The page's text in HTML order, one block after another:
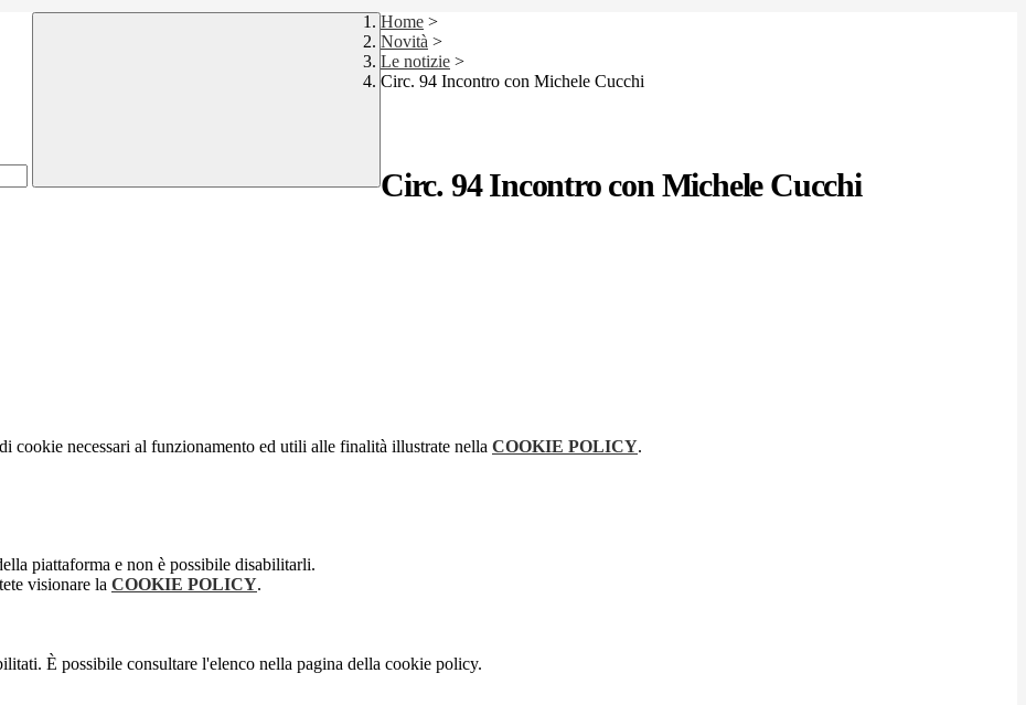
Home >
Novità >
Le notizie >
Circ. 94 Incontro con Michele Cucchi
Circ. 94 Incontro con Michele Cucchi
cookie necessari al funzionamento ed utili alle finalità illustrate nella COOKIE POLICY.
piattaforma e non è possibile disabilitarli.
visionare la COOKIE POLICY.
È possibile consultare l'elenco nella pagina della cookie policy.